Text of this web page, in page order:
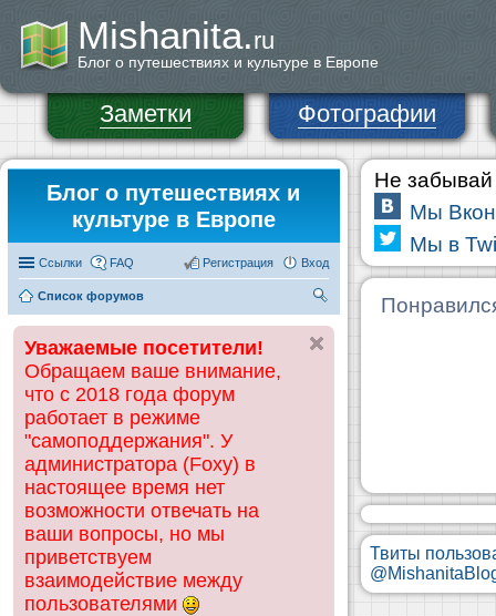
Mishanita.ru
Блог о путешествиях и культуре в Европе
Заметки Фотографии
Блог о путешествиях и
культуре в Европе
Ссылки FAQ Вход
Регистрация
Список форумов
ск
Уважаемые посетители!
Обращаем ваше внимание,
что с 2018 года форум
работает в режиме
"самоподдержания". У
администратора (Foxy) в
настоящее время нет
возможности отвечать на
ваши вопросы, но мы
приветствуем
взаимодействие между
пользователями
Не забывай
Мы
Мы в
Твиты